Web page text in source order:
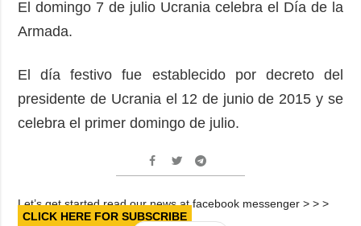
El domingo 7 de julio Ucrania celebra el Día de la
Armada.
El día festivo fue establecido por decreto del
presidente de Ucrania el 12 de junio de 2015 y se
celebra el primer domingo de julio.
Let’s get started read our news at facebook messenger > > >
CLICK HERE FOR SUBSCRIBE